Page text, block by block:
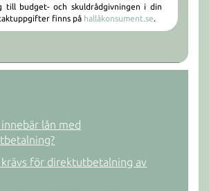
till budget- och skuldrådgivningen i din
finns på hallåkonsument.se.
innebär lån med
krävs för direktutbetalning av